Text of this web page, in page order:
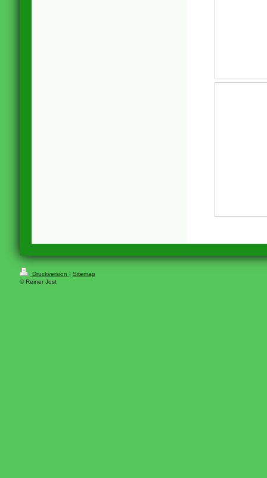
Druckversion | Sitemap
© Reiner Jost